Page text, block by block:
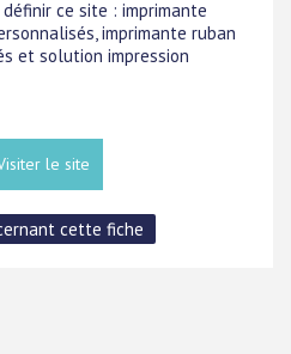
ce site : imprimante
imprimante ruban
et solution impression
le site